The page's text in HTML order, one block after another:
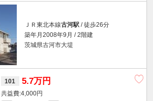
ＪＲ東北本線古河駅 / 徒歩26分
築年月2008年9月 / 2階建
茨城県古河市大堤
101 5.7万円
4,000円